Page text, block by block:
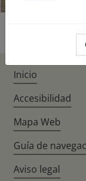
Inicio
Accesibilidad
Mapa Web
Guía de
Aviso legal